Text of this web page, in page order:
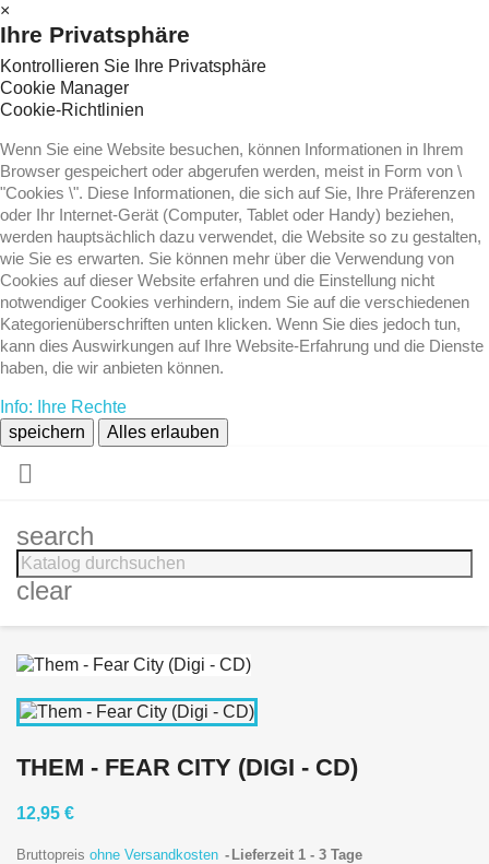
×
Ihre Privatsphäre
Kontrollieren Sie Ihre Privatsphäre
Cookie Manager
Cookie-Richtlinien
Wenn Sie eine Website besuchen, können Informationen in Ihrem
Browser gespeichert oder abgerufen werden, meist in Form von \
"Cookies \". Diese Informationen, die sich auf Sie, Ihre Präferenzen
oder Ihr Internet-Gerät (Computer, Tablet oder Handy) beziehen,
werden hauptsächlich dazu verwendet, die Website so zu gestalten,
wie Sie es erwarten. Sie können mehr über die Verwendung von
Cookies auf dieser Website erfahren und die Einstellung nicht
notwendiger Cookies verhindern, indem Sie auf die verschiedenen
Kategorienüberschriften unten klicken. Wenn Sie dies jedoch tun,
kann dies Auswirkungen auf Ihre Website-Erfahrung und die Dienste
haben, die wir anbieten können.
Info: Ihre Rechte
speichern
Alles erlauben

search
clear
THEM - FEAR CITY (DIGI - CD)
12,95 €
Bruttopreis ohne Versandkosten Lieferzeit 1 - 3 Tage